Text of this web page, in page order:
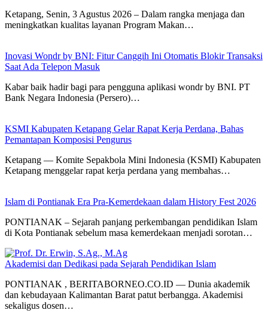
Ketapang, Senin, 3 Agustus 2026 – Dalam rangka menjaga dan
meningkatkan kualitas layanan Program Makan…
Inovasi Wondr by BNI: Fitur Canggih Ini Otomatis Blokir Transaksi
Saat Ada Telepon Masuk
Kabar baik hadir bagi para pengguna aplikasi wondr by BNI. PT
Bank Negara Indonesia (Persero)…
KSMI Kabupaten Ketapang Gelar Rapat Kerja Perdana, Bahas
Pemantapan Komposisi Pengurus
Ketapang — Komite Sepakbola Mini Indonesia (KSMI) Kabupaten
Ketapang menggelar rapat kerja perdana yang membahas…
Islam di Pontianak Era Pra-Kemerdekaan dalam History Fest 2026
PONTIANAK – Sejarah panjang perkembangan pendidikan Islam
di Kota Pontianak sebelum masa kemerdekaan menjadi sorotan…
Akademisi dan Dedikasi pada Sejarah Pendidikan Islam
PONTIANAK , BERITABORNEO.CO.ID — Dunia akademik
dan kebudayaan Kalimantan Barat patut berbangga. Akademisi
sekaligus dosen…